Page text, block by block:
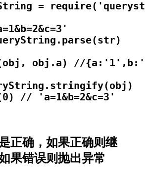
=
obj.a) //
// 'a=1&b=2&c=3'
正确，如果正确则继
果错误则抛出异常